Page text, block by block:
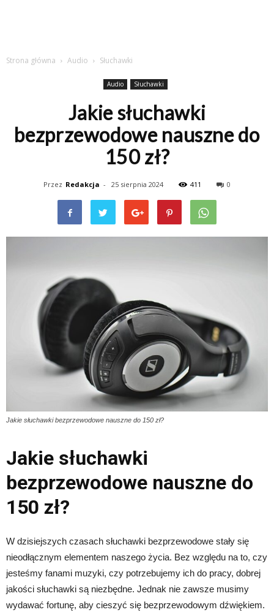
Strona główna Audio Słuchawki
Audio Słuchawki
Jakie słuchawki
bezprzewodowe nauszne do
150 zł?
Przez Redakcja - 25 sierpnia 2024 411 0
Jakie słuchawki bezprzewodowe nauszne do 150 zł?
Jakie słuchawki
bezprzewodowe nauszne do
150 zł?
W dzisiejszych czasach słuchawki bezprzewodowe stały się
nieodłącznym elementem naszego życia. Bez względu na to, czy
jesteśmy fanami muzyki, czy potrzebujemy ich do pracy, dobrej
jakości słuchawki są niezbędne. Jednak nie zawsze musimy
wydawać fortunę, aby cieszyć się bezprzewodowym dźwiękiem.